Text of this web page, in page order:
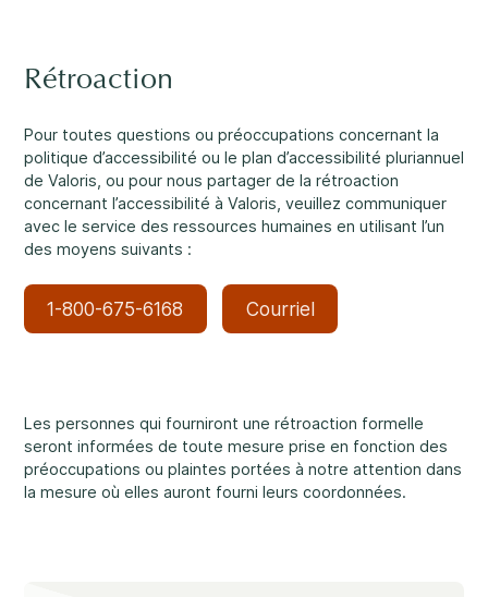
Passez nous voir.
Nos bureaux sont ouverts du lundi au vendredi
de 8 h 30 à 16 h.
Rockland
Embrun
411, rue Stanley, Hawkesbury
immédiatement.
Abus et négligence
Participation communautaire
Rétroaction
Pour toutes questions ou préoccupations concernant la
politique d’accessibilité ou le plan d’accessibilité pluriannuel
de Valoris, ou pour nous partager de la rétroaction
concernant l’accessibilité à Valoris, veuillez communiquer
avec le service des ressources humaines en utilisant l’un
des moyens suivants :
1-800-675-6168 Courriel
Les personnes qui fourniront une rétroaction formelle
seront informées de toute mesure prise en fonction des
préoccupations ou plaintes portées à notre attention dans
la mesure où elles auront fourni leurs coordonnées.